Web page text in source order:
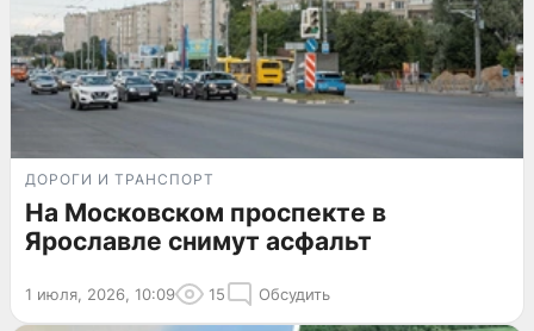
ДОРОГИ И ТРАНСПОРТ
На Московском проспекте в
Ярославле снимут асфальт
1 июля, 2026, 10:09 15 Обсудить